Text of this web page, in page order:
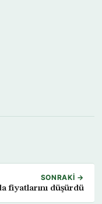
SONRAKI →
fiyatlarını düşürdü